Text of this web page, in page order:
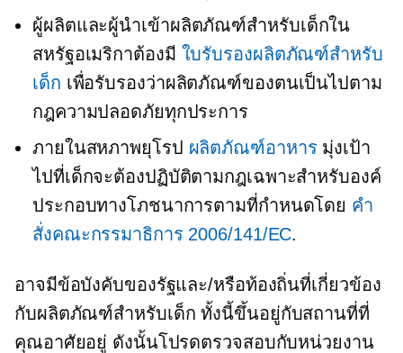
ผู้ผลิตและผู้นำเข้าผลิตภัณฑ์สำหรับเด็กใน
สหรัฐอเมริกาต้องมี ใบรับรองผลิตภัณฑ์สำหรับ
เด็ก เพื่อรับรองว่าผลิตภัณฑ์ของตนเป็นไปตาม
กฎความปลอดภัยทุกประการ
ภายในสหภาพยุโรป ผลิตภัณฑ์อาหาร มุ่งเป้า
ไปที่เด็กจะต้องปฏิบัติตามกฎเฉพาะสำหรับองค์
ประกอบทางโภชนาการตามที่กำหนดโดย คำ
สั่งคณะกรรมาธิการ 2006/141/EC.
อาจมีข้อบังคับของรัฐและ/หรือท้องถิ่นที่เกี่ยวข้อง
กับผลิตภัณฑ์สำหรับเด็ก ทั้งนี้ขึ้นอยู่กับสถานที่ที่
คุณอาศัยอยู่ ดังนั้นโปรดตรวจสอบกับหน่วยงาน